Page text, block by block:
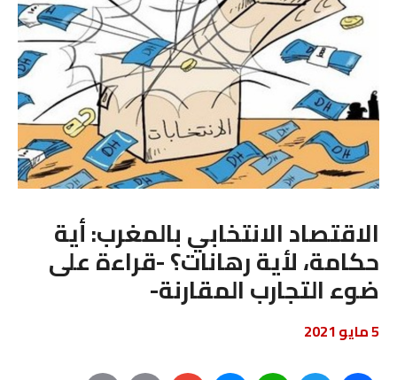
الاقتصاد الانتخابي بالمغرب: أية
حكامة، لأية رهانات؟ -قراءة على
ضوء التجارب المقارنة-
5 مايو 2021